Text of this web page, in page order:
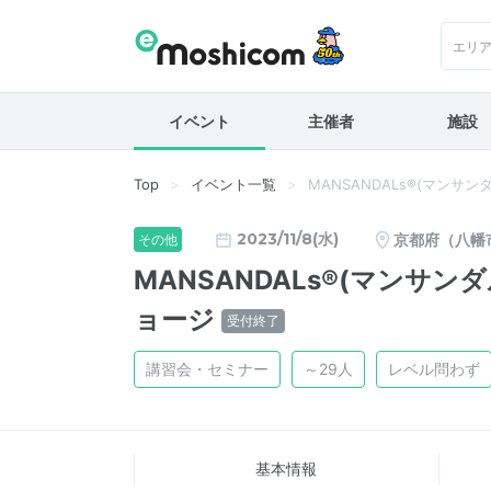
エリ
イベント 主催者 施設
Top イベント一覧 MANSANDALs®(マンサン
その他 2023/11/8(水) 京都府（八幡
MANSANDALs®(マンサン
ョージ
受付終了
講習会・セミナー ～29人 レベル問わず
基本情報